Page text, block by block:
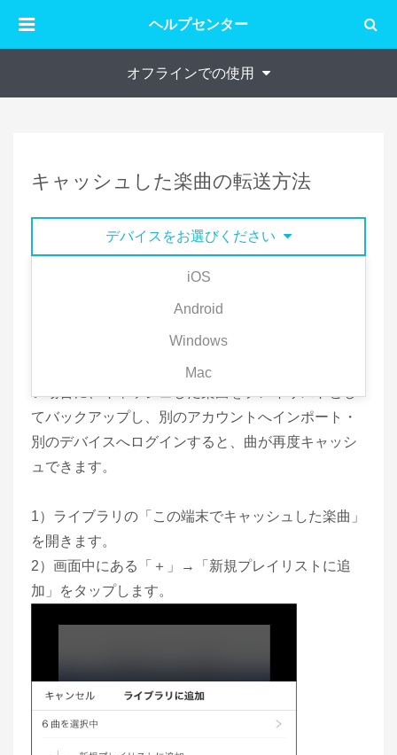
ヘルプセンター
オフラインでの使用
キャッシュした楽曲の転送方法
デバイスをお選びください
iOS
Android
Windows
Mac
別のアカウントやデバイスへ転送できません。
別のアカウント/デバイスで同じ曲をキャッシュした
てバックアップし、別のアカウントへインポート・
別のデバイスへログインすると、曲が再度キャッシ
ュできます。
1）ライブラリの「この端末でキャッシュした楽曲」
を開きます。
2）画面中にある「＋」→「新規プレイリストに追
加」をタップします。